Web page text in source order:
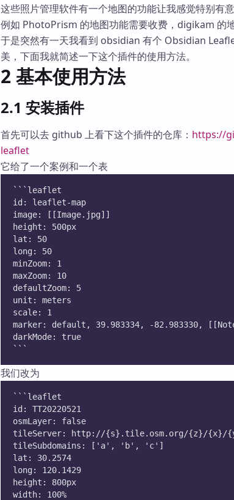
这些照片管理软件有一个地图的功能让我感觉特别有
例如 PhotoPrism 的地图功能需要收费，digikam 的
于是突然有一天我看到 obsidian 有个 Obsidian
美，下面我就简述一下这个插件的使用方法。
2 基本使用方法
2.1 安装插件
首先可以去 github 上看下这个插件的仓库： https://
leaflet
它给了一个案例和一个表
```leaflet
id: leaflet-map
image: [[Image.jpg]]
height: 500px
lat: 50
long: 50
minZoom: 1
maxZoom: 10
defaultZoom: 5
unit: meters
scale: 1
marker: default, 39.983334, -82.983330,
darkMode: true
```
我们改为
```leaflet
id: TT20220521
osmLayer: false
tileServer: http://{s}.tile.osm.org/{z}/{x}/
tileSubdomains: ['a', 'b', 'c']
lat: 30.2574
long: 120.1429
height: 800px
width: 100%